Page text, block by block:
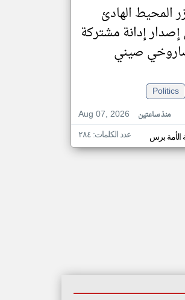
المحيط الهادئ
إدانة مشتركة
صيني
Politics
Aug 07, 2026
منذ ساعتين
الأمة برس عدد الكلمات: ٢٨٤